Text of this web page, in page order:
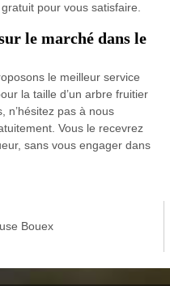
pour vous satisfaire.
le marché dans le
le meilleur service
la taille d’un arbre fruitier
n’hésitez pas à nous
Vous le recevrez
sans vous engager dans
Bouex